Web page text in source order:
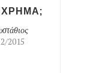
ΧΡΗΜΑ;
2015